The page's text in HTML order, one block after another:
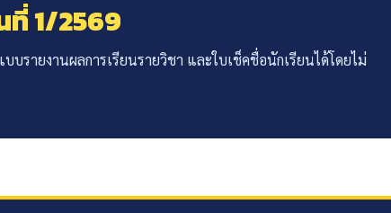
ที่ 1/2569
รายงานผลการเรียนรายวิชา และใบเช็คชื่อนักเรียนได้โดยไม่